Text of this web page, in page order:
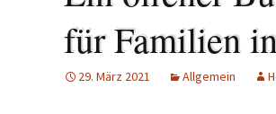
Links
für Familien
29. März 2021 Allgemein